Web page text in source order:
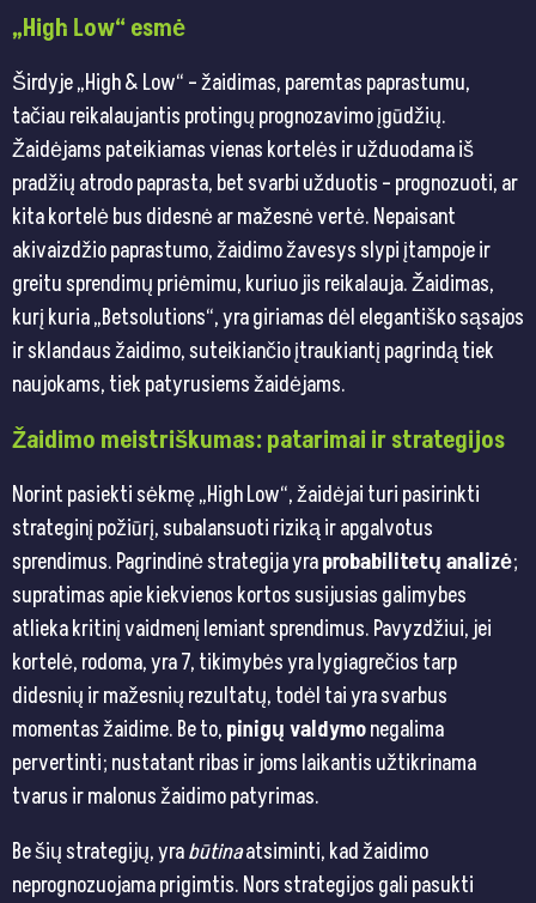
„High Low“ esmė
Širdyje „High & Low“ – žaidimas, paremtas paprastumu,
tačiau reikalaujantis protingų prognozavimo įgūdžių.
Žaidėjams pateikiamas vienas kortelės ir užduodama iš
pradžių atrodo paprasta, bet svarbi užduotis – prognozuoti, ar
kita kortelė bus didesnė ar mažesnė vertė. Nepaisant
akivaizdžio paprastumo, žaidimo žavesys slypi įtampoje ir
greitu sprendimų priėmimu, kuriuo jis reikalauja. Žaidimas,
kurį kuria „Betsolutions“, yra giriamas dėl elegantiško sąsajos
ir sklandaus žaidimo, suteikiančio įtraukiantį pagrindą tiek
naujokams, tiek patyrusiems žaidėjams.
Žaidimo meistriškumas: patarimai ir strategijos
Norint pasiekti sėkmę „High Low“, žaidėjai turi pasirinkti
strateginį požiūrį, subalansuoti riziką ir apgalvotus
sprendimus. Pagrindinė strategija yraprobabilitetų analizė;
supratimas apie kiekvienos kortos susijusias galimybes
atlieka kritinį vaidmenį lemiant sprendimus. Pavyzdžiui, jei
kortelė, rodoma, yra 7, tikimybės yra lygiagrečios tarp
didesnių ir mažesnių rezultatų, todėl tai yra svarbus
momentas žaidime. Be to, pinigų valdymonegalima
pervertinti; nustatant ribas ir joms laikantis užtikrinama
tvarus ir malonus žaidimo patyrimas.
Be šių strategijų, yrabūtinaatsiminti, kad žaidimo
neprognozuojama prigimtis. Nors strategijos gali pasukti